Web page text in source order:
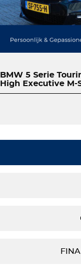
BMW 5 Serie
High Executive M-